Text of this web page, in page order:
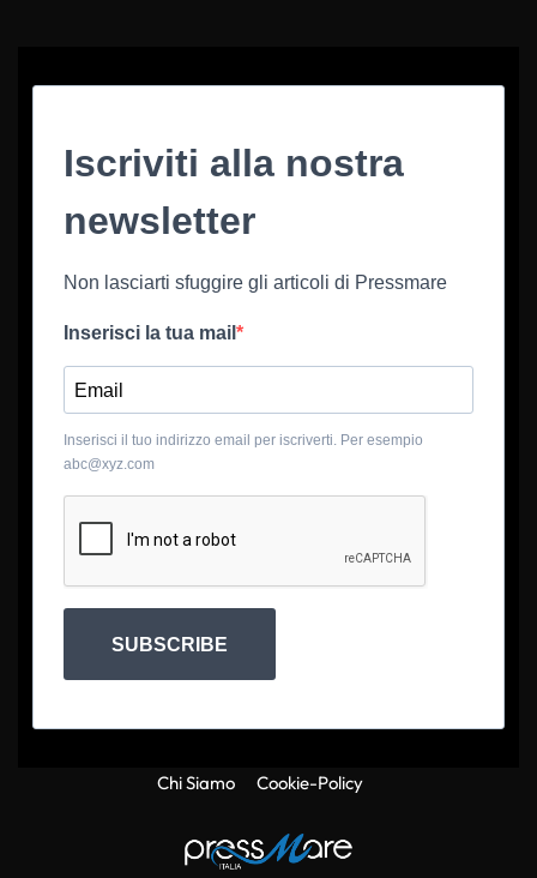
Iscriviti alla nostra
newsletter
Non lasciarti sfuggire gli articoli di Pressmare
Inserisci la tua mail
Inserisci il tuo indirizzo email per iscriverti. Per esempio
abc@xyz.com
SUBSCRIBE
Chi Siamo Cookie-Policy